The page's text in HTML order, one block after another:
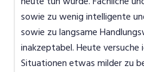
sowie zu wenig intelligente
sowie zu langsame
inakzeptabel. Heute versuche
Situationen etwas milder zu